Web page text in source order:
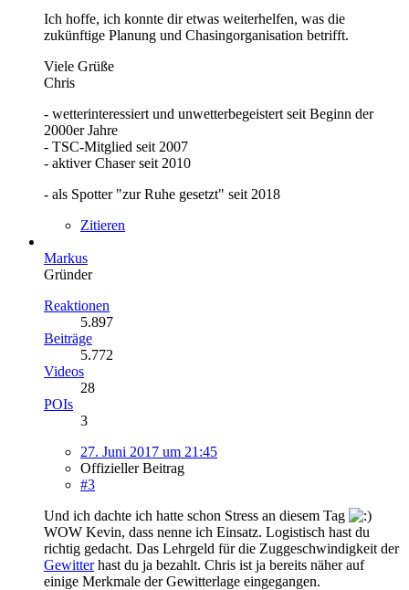
Ich hoffe, ich konnte dir etwas weiterhelfen, was die
zukünftige Planung und Chasingorganisation betrifft.
Viele Grüße
Chris
- wetterinteressiert und unwetterbegeistert seit Beginn der
2000er Jahre
- TSC-Mitglied seit 2007
- aktiver Chaser seit 2010
- als Spotter "zur Ruhe gesetzt" seit 2018
Zitieren
Markus
Gründer
Reaktionen
5.897
Beiträge
5.772
Videos
28
POIs
3
27. Juni 2017 um 21:45
Offizieller Beitrag
#3
Und ich dachte ich hatte schon Stress an diesem Tag
WOW Kevin, dass nenne ich Einsatz. Logistisch hast du
richtig gedacht. Das Lehrgeld für die Zuggeschwindigkeit der
Gewitterhast du ja bezahlt. Chris ist ja bereits näher auf
einige Merkmale der Gewitterlage eingegangen.